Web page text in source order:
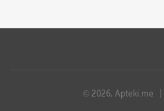
© 2026, Apteki.me |